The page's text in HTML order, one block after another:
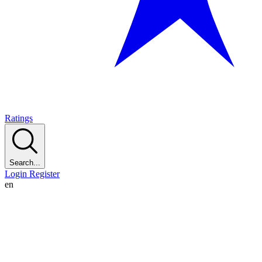
Ratings
Search...
Login Register
en